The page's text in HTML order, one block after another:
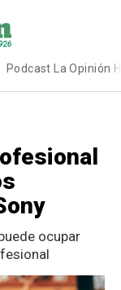
Podcast La Opinión
ocupar